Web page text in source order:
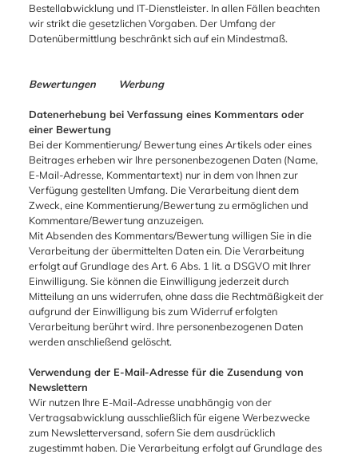
Bestellabwicklung und IT-Dienstleister. In allen Fällen beachten
wir strikt die gesetzlichen Vorgaben. Der Umfang der
Datenübermittlung beschränkt sich auf ein Mindestmaß.
Bewertungen Werbung
Datenerhebung bei Verfassung eines Kommentars oder
einer Bewertung
Bei der Kommentierung/ Bewertung eines Artikels oder eines
Beitrages erheben wir Ihre personenbezogenen Daten (Name,
E-Mail-Adresse, Kommentartext) nur in dem von Ihnen zur
Verfügung gestellten Umfang. Die Verarbeitung dient dem
Zweck, eine Kommentierung/Bewertung zu ermöglichen und
Kommentare/Bewertung anzuzeigen.
Mit Absenden des Kommentars/Bewertung willigen Sie in die
Verarbeitung der übermittelten Daten ein. Die Verarbeitung
erfolgt auf Grundlage des Art. 6 Abs. 1 lit. a DSGVO mit Ihrer
Einwilligung. Sie können die Einwilligung jederzeit durch
Mitteilung an uns widerrufen, ohne dass die Rechtmäßigkeit der
aufgrund der Einwilligung bis zum Widerruf erfolgten
Verarbeitung berührt wird. Ihre personenbezogenen Daten
werden anschließend gelöscht.
Verwendung der E-Mail-Adresse für die Zusendung von
Newslettern
Wir nutzen Ihre E-Mail-Adresse unabhängig von der
Vertragsabwicklung ausschließlich für eigene Werbezwecke
zum Newsletterversand, sofern Sie dem ausdrücklich
zugestimmt haben. Die Verarbeitung erfolgt auf Grundlage des